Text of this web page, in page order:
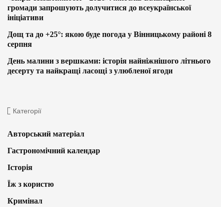
громади запрошують долучитися до всеукраїнської
ініціативи
Дощ та до +25°: якою буде погода у Вінницькому районі 8
серпня
День малини з вершками: історія найніжнішого літнього
десерту та найкращі ласощі з улюбленої ягоди
Категорії
Авторський матеріал
Гастрономічний календар
Історія
Їж з користю
Кримінал